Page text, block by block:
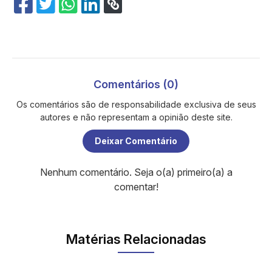
Comentários (0)
Os comentários são de responsabilidade exclusiva de seus
autores e não representam a opinião deste site.
Deixar Comentário
Nenhum comentário. Seja o(a) primeiro(a) a
comentar!
Matérias Relacionadas